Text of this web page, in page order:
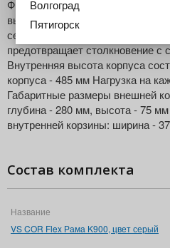
Фиксирующие клипсы позволяют
высоту корзин и исключают
сеток Встроенный ограничитель
предотвращает столкновение с
Внутренняя высота корпуса
корпуса - 485 мм Нагрузка на
Габаритные размеры внешней
глубина - 280 мм, высота - 75
внутренней корзины: ширина -
Состав комплекта
Название
VS COR Flex Рама K900, цвет серый
Волгоград
Пятигорск